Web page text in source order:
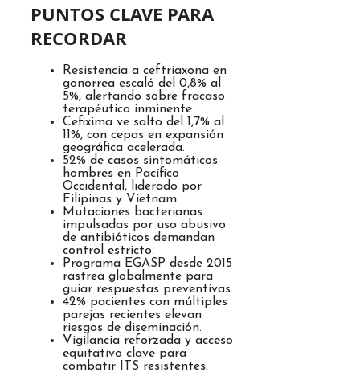
PUNTOS CLAVE PARA
RECORDAR
Resistencia a ceftriaxona en
gonorrea escaló del 0,8% al
5%, alertando sobre fracaso
terapéutico inminente.
Cefixima ve salto del 1,7% al
11%, con cepas en expansión
geográfica acelerada.
52% de casos sintomáticos
hombres en Pacífico
Occidental, liderado por
Filipinas y Vietnam.
Mutaciones bacterianas
impulsadas por uso abusivo
de antibióticos demandan
control estricto.
Programa EGASP desde 2015
rastrea globalmente para
guiar respuestas preventivas.
42% pacientes con múltiples
parejas recientes elevan
riesgos de diseminación.
Vigilancia reforzada y acceso
equitativo clave para
combatir ITS resistentes.